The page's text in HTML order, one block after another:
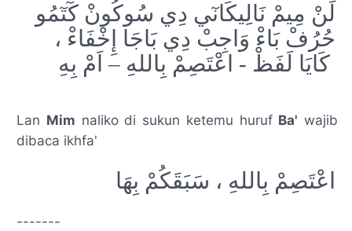
لَنْ مِیمْ نَالِیکَانٓي دِي سُوکُونْ کٓتٓمُو
حُرُفْ بَا‌ءْ وَاجِبْ دِي بَاجَا ‌إِخْفَاءْ ،
کَایَا لَفَظْ - اعْتَصِمْ بِاللهِ – اَمْ بِهِ
Lan Mim naliko di sukun ketemu huruf Ba' wajib
dibaca ikhfa'
اعْتَصِمْ بِاللهِ ، سَبَقَکُمْ بِهَا
-------